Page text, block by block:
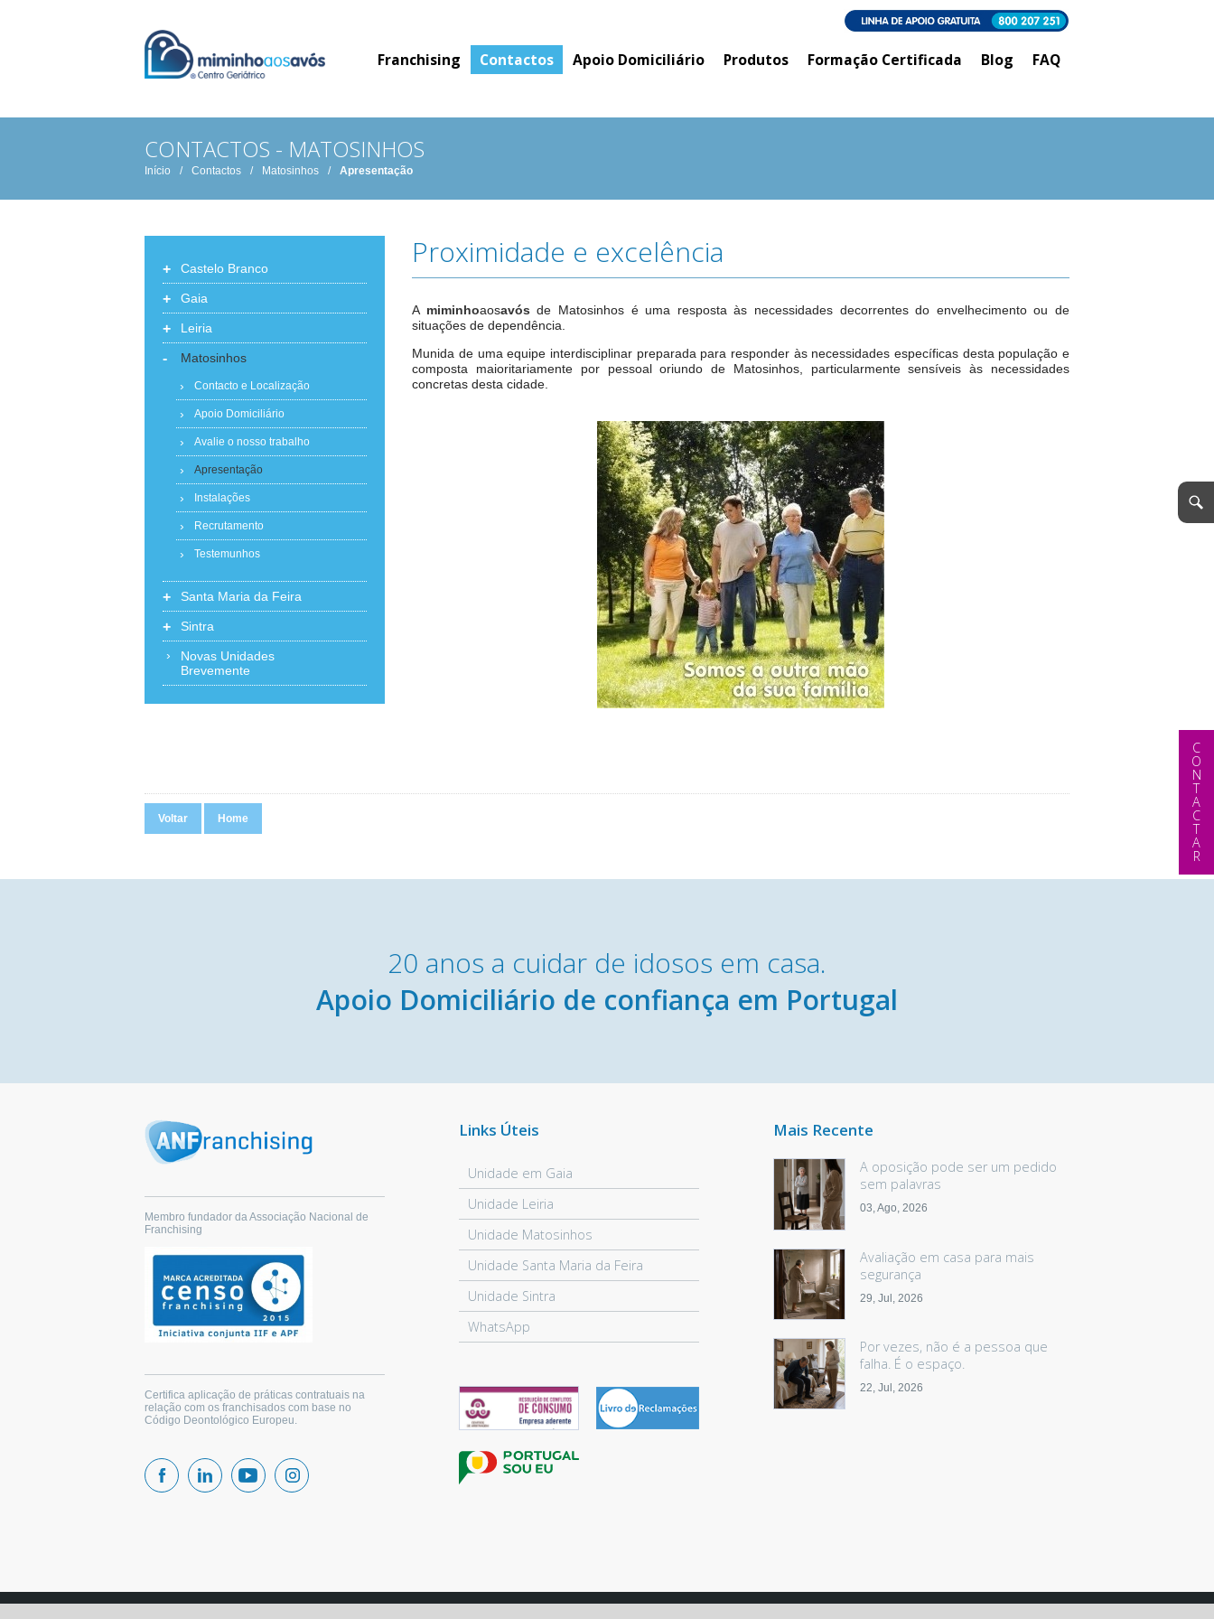
Franchising Contactos Apoio Domiciliário Produtos Formação Certificada Blog FAQ
CONTACTOS - MATOSINHOS
Início / Contactos / Matosinhos / Apresentação
+ Castelo Branco
+ Gaia
+ Leiria
- Matosinhos
Contacto e Localização
Apoio Domiciliário
Avalie o nosso trabalho
Apresentação
Instalações
Recrutamento
Testemunhos
+ Santa Maria da Feira
+ Sintra
Novas Unidades
Brevemente
Proximidade e excelência
A miminhoaosavós de Matosinhos é uma resposta às necessidades decorrentes do envelhecimento ou de
situações de dependência.
Munida de uma equipe interdisciplinar preparada para responder às necessidades específicas desta população e
composta maioritariamente por pessoal oriundo de Matosinhos, particularmente sensíveis às necessidades
concretas desta cidade.
Voltar Home
20 anos a cuidar de idosos em casa.
Apoio Domiciliário de confiança em Portugal
Membro fundador da Associação Nacional de
Franchising
Certifica aplicação de práticas contratuais na
relação com os franchisados com base no
Código Deontológico Europeu.
Links Úteis
Unidade em Gaia
Unidade Leiria
Unidade Matosinhos
Unidade Santa Maria da Feira
Unidade Sintra
WhatsApp
Mais Recente
A oposição pode ser um pedido
sem palavras
03, Ago, 2026
Avaliação em casa para mais
segurança
29, Jul, 2026
Por vezes, não é a pessoa que
falha. É o espaço.
22, Jul, 2026
CONTACTAR